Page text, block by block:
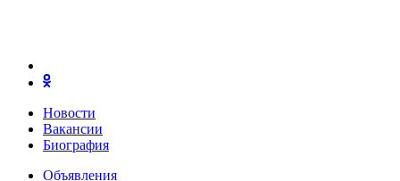
Новости
Вакансии
Биография
Объявления